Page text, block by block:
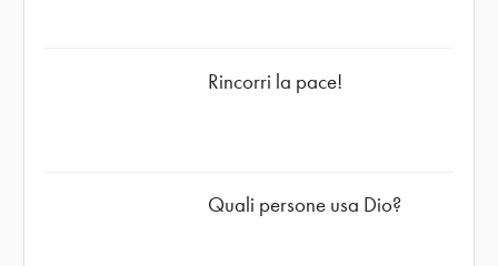
Rincorri la pace!
Quali persone usa Dio?